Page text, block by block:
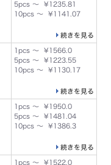
5pcs ～ ¥1235.81
10pcs ～ ¥1141.07
続きを見る
1pcs ～ ¥1566.0
5pcs ～ ¥1223.55
10pcs ～ ¥1130.17
続きを見る
1pcs ～ ¥1950.0
5pcs ～ ¥1481.04
10pcs ～ ¥1386.3
続きを見る
1pcs ～ ¥1522.0